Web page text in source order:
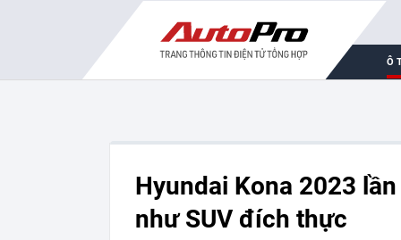
Ô
Hyundai Kona 2023
như SUV đích thực